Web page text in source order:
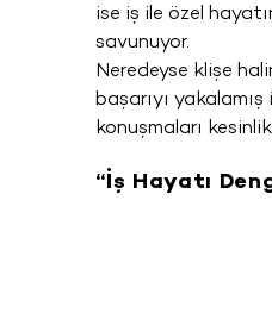
ise iş ile özel
savunuyor.
Neredeyse klişe
başarıyı
konuşmaları
“İş Hayatı